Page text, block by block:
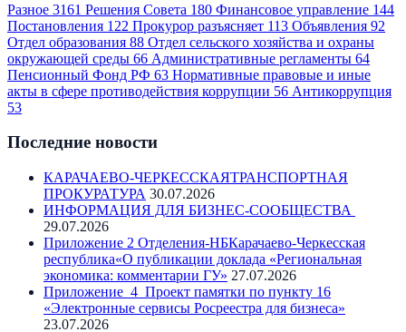
Разное 3161 Решения Совета 180 Финансовое управление 144
Постановления 122 Прокурор разъясняет 113 Объявления 92
Отдел образования 88 Отдел сельского хозяйства и охраны
окружающей среды 66 Административные регламенты 64
Пенсионный Фонд РФ 63 Нормативные правовые и иные
акты в сфере противодействия коррупции 56 Антикоррупция
53
Последние новости
КАРАЧАЕВО-ЧЕРКЕССКАЯТРАНСПОРТНАЯ
ПРОКУРАТУРА 30.07.2026
ИНФОРМАЦИЯ ДЛЯ БИЗНЕС-СООБЩЕСТВА
29.07.2026
Приложение 2 Отделения-НБКарачаево-Черкесская
республика«О публикации доклада «Региональная
экономика: комментарии ГУ» 27.07.2026
Приложение_4_Проект памятки по пункту 16
«Электронные сервисы Росреестра для бизнеса»
23.07.2026